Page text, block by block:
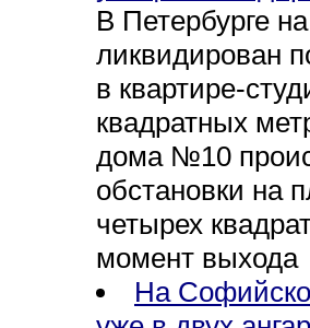
В Петербурге
ликвидирован
в квартире-
квадратных
дома №10
обстановки на
четырех
момент выхода
На